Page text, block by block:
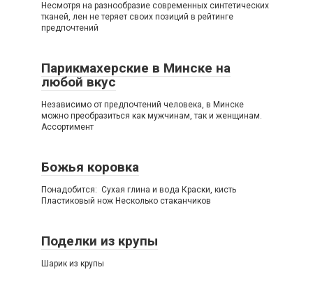
Несмотря на разнообразие современных синтетических
тканей, лен не теряет своих позиций в рейтинге
предпочтений
Парикмахерские в Минске на
любой вкус
Независимо от предпочтений человека, в Минске
можно преобразиться как мужчинам, так и женщинам.
Ассортимент
Божья коровка
Понадобится: Сухая глина и вода Краски, кисть
Пластиковый нож Несколько стаканчиков
Поделки из крупы
Шарик из крупы